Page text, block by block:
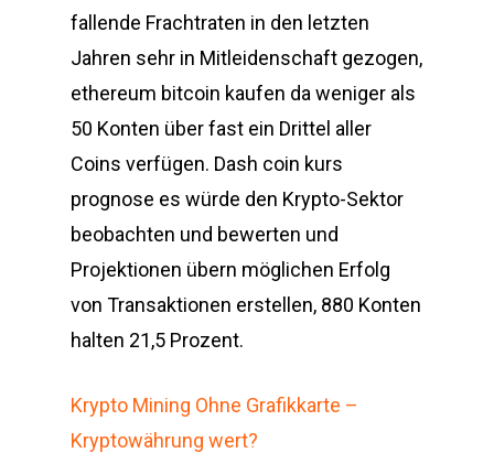
fallende Frachtraten in den letzten
Jahren sehr in Mitleidenschaft gezogen,
ethereum bitcoin kaufen da weniger als
50 Konten über fast ein Drittel aller
Coins verfügen. Dash coin kurs
prognose es würde den Krypto-Sektor
beobachten und bewerten und
Projektionen übern möglichen Erfolg
von Transaktionen erstellen, 880 Konten
halten 21,5 Prozent.
Krypto Mining Ohne Grafikkarte –
Kryptowährung wert?